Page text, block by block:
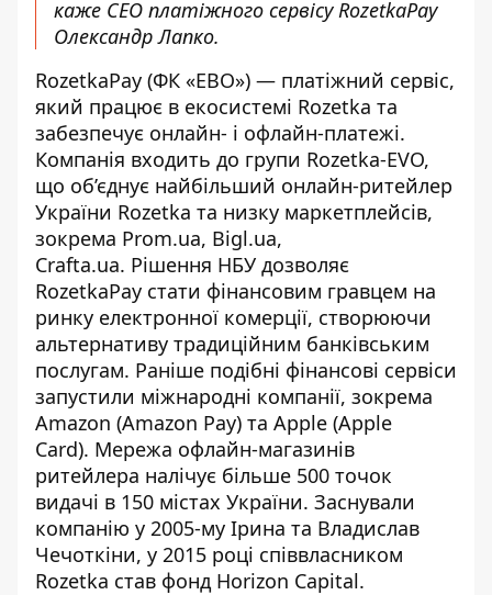
каже CEO платіжного сервісу RozetkaPay
Олександр Лапко.
RozetkaPay (ФК «ЕВО») — платіжний сервіс,
який працює в екосистемі Rozetka та
забезпечує онлайн- і офлайн-платежі.
Компанія входить до групи Rozetka-EVO,
що об’єднує найбільший онлайн-ритейлер
України Rozetka та низку маркетплейсів,
зокрема Prom.ua, Bigl.ua,
Crafta.ua. Рішення НБУ дозволяє
RozetkaPay стати фінансовим гравцем на
ринку електронної комерції, створюючи
альтернативу традиційним банківським
послугам. Раніше подібні фінансові сервіси
запустили міжнародні компанії, зокрема
Amazon (Amazon Pay) та Apple (Apple
Card). Мережа офлайн-магазинів
ритейлера налічує більше 500 точок
видачі в 150 містах України. Заснували
компанію у 2005-му Ірина та Владислав
Чечоткіни, у 2015 році співвласником
Rozetka став фонд Horizon Capital.